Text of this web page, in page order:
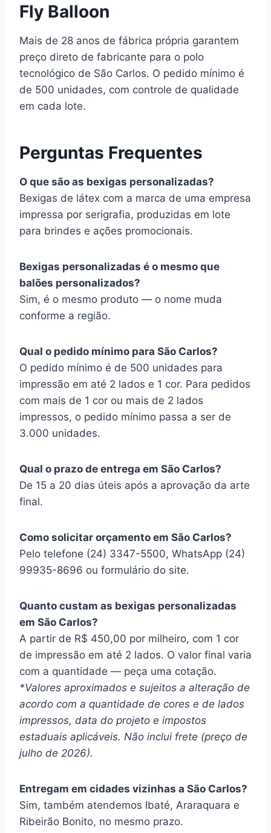
Fly Balloon
Mais de 28 anos de fábrica própria garantem
preço direto de fabricante para o polo
tecnológico de São Carlos. O pedido mínimo é
de 500 unidades, com controle de qualidade
em cada lote.
Perguntas Frequentes
O que são as bexigas personalizadas?
Bexigas de látex com a marca de uma empresa
impressa por serigrafia, produzidas em lote
para brindes e ações promocionais.
Bexigas personalizadas é o mesmo que
balões personalizados?
Sim, é o mesmo produto — o nome muda
conforme a região.
Qual o pedido mínimo para São Carlos?
O pedido mínimo é de 500 unidades para
impressão em até 2 lados e 1 cor. Para pedidos
com mais de 1 cor ou mais de 2 lados
impressos, o pedido mínimo passa a ser de
3.000 unidades.
Qual o prazo de entrega em São Carlos?
De 15 a 20 dias úteis após a aprovação da arte
final.
Como solicitar orçamento em São Carlos?
Pelo telefone (24) 3347-5500, WhatsApp (24)
99935-8696 ou formulário do site.
Quanto custam as bexigas personalizadas
em São Carlos?
A partir de R$ 450,00 por milheiro, com 1 cor
de impressão em até 2 lados. O valor final varia
com a quantidade — peça uma cotação.
*Valores aproximados e sujeitos a alteração de
acordo com a quantidade de cores e de lados
impressos, data do projeto e impostos
estaduais aplicáveis. Não inclui frete (preço de
julho de 2026).
Entregam em cidades vizinhas a São Carlos?
Sim, também atendemos Ibaté, Araraquara e
Ribeirão Bonito, no mesmo prazo.